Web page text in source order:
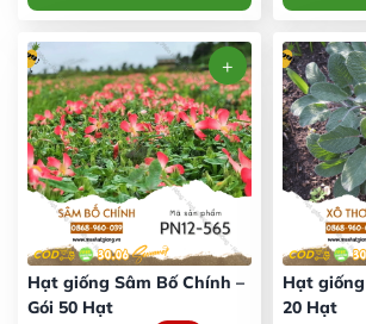
Hạt giống Sâm Bố Chính –
Gói 50 Hạt
Hạt giống
20 Hạt